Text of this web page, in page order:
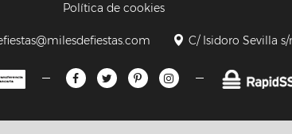
Política de cookies
C/ Isidoro Sevilla